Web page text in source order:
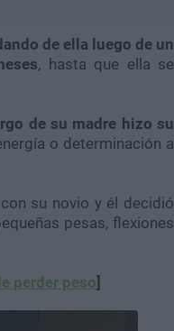
de ella luego de un
, hasta que ella se
de su madre hizo su
o determinación a
su novio y él decidió
pesas, flexiones
perder peso]